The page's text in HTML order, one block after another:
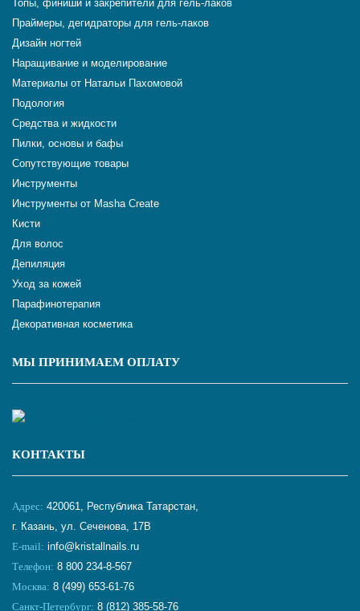
Топы, финиши и закрепители для гель-лаков
Праймеры, дегидраторы для гель-лаков
Дизайн ногтей
Наращивание и моделирование
Материалы от Натальи Пахомовой
Подология
Средства и жидкости
Пилки, основы и бафы
Сопутствующие товары
Инструменты
Инструменты от Masha Create
Кисти
Для волос
Депиляция
Уход за кожей
Парафинотерапия
Декоративная косметика
МЫ ПРИНИМАЕМ ОПЛАТУ
КОНТАКТЫ
Адрес: 420061, Республика Татарстан,
г. Казань, ул. Сеченова, 17В
E-mail: info@kristallnails.ru
Телефон: 8 800 234-8-567
Москва: 8 (499) 653-61-76
Санкт-Петербург: 8 (812) 385-58-76